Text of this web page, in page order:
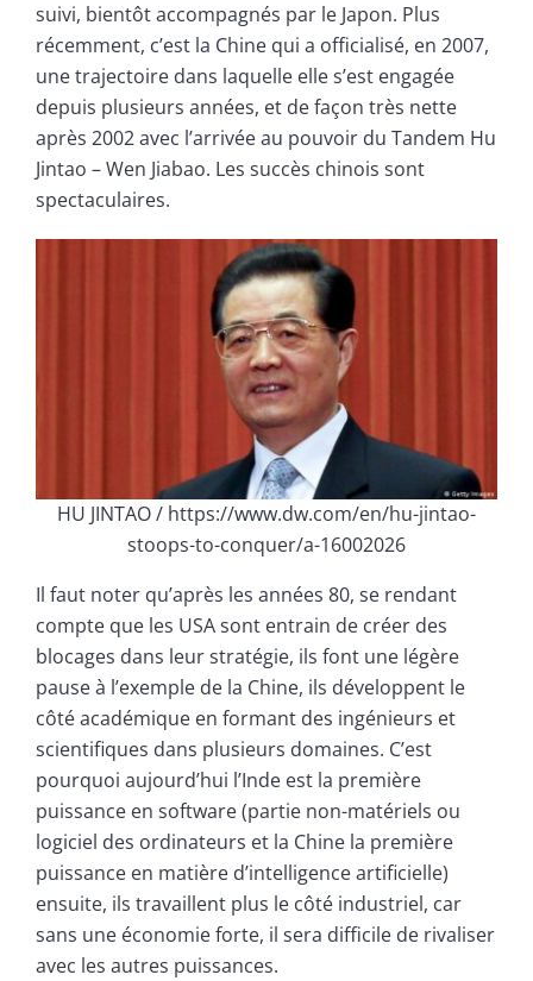
suivi, bientôt accompagnés par le Japon. Plus
récemment, c’est la Chine qui a officialisé, en 2007,
une trajectoire dans laquelle elle s’est engagée
depuis plusieurs années, et de façon très nette
après 2002 avec l’arrivée au pouvoir du Tandem Hu
Jintao – Wen Jiabao. Les succès chinois sont
spectaculaires.
HU JINTAO / https://www.dw.com/en/hu-jintao-
stoops-to-conquer/a-16002026
Il faut noter qu’après les années 80, se rendant
compte que les USA sont entrain de créer des
blocages dans leur stratégie, ils font une légère
pause à l’exemple de la Chine, ils développent le
côté académique en formant des ingénieurs et
scientifiques dans plusieurs domaines. C’est
pourquoi aujourd’hui l’Inde est la première
puissance en software (partie non-matériels ou
logiciel des ordinateurs et la Chine la première
puissance en matière d’intelligence artificielle)
ensuite, ils travaillent plus le côté industriel, car
sans une économie forte, il sera difficile de rivaliser
avec les autres puissances.